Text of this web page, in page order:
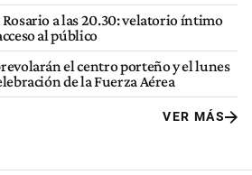
a las 20.30: velatorio íntimo
al público
el centro porteño y el lunes
de la Fuerza Aérea
VER MÁS